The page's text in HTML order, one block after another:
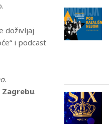
doživljaj
i podcast
Zagrebu.